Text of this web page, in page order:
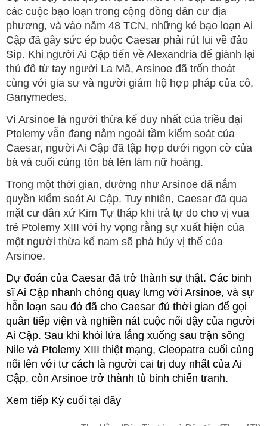
các cuộc bạo loạn trong cộng đồng dân cư địa
phương, và vào năm 48 TCN, những kẻ bạo loạn Ai
Cập đã gây sức ép buộc Caesar phải rút lui về đảo
Síp. Khi người Ai Cập tiến về Alexandria để giành lại
thủ đô từ tay người La Mã, Arsinoe đã trốn thoát
cùng với gia sư và người giám hộ hợp pháp của cô,
Ganymedes.
Vì Arsinoe là người thừa kế duy nhất của triều đại
Ptolemy vẫn đang nằm ngoài tầm kiểm soát của
Caesar, người Ai Cập đã tập hợp dưới ngọn cờ của
bà và cuối cùng tôn bà lên làm nữ hoàng.
Trong một thời gian, dường như Arsinoe đã nắm
quyền kiểm soát Ai Cập. Tuy nhiên, Caesar đã qua
mặt cư dân xứ Kim Tự tháp khi trả tự do cho vị vua
trẻ Ptolemy XIII với hy vọng rằng sự xuất hiện của
một người thừa kế nam sẽ phá hủy vị thế của
Arsinoe.
Dự đoán của Caesar đã trở thành sự thật. Các binh
sĩ Ai Cập nhanh chóng quay lưng với Arsinoe, và sự
hỗn loạn sau đó đã cho Caesar đủ thời gian để gọi
quân tiếp viện và nghiền nát cuộc nổi dậy của người
Ai Cập. Sau khi khói lửa lắng xuống sau trận sông
Nile và Ptolemy XIII thiệt mạng, Cleopatra cuối cùng
nổi lên với tư cách là người cai trị duy nhất của Ai
Cập, còn Arsinoe trở thành tù binh chiến tranh.
Xem tiếp Kỳ cuối tại đây